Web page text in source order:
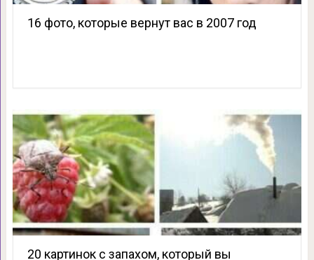
16 фото, которые вернут вас в 2007 год
20 картинок с запахом, который вы